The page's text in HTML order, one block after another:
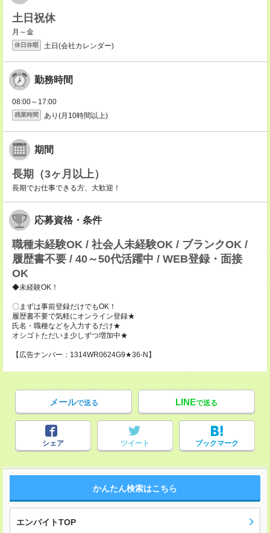
土日祝休
月～金
休日休暇 土日(会社カレンダー)
勤務時間
08:00～17:00
残業時間 あり(月10時間以上)
期間
長期（3ヶ月以上）
長期でお仕事できる方、大歓迎！
応募資格・条件
職種未経験OK / 社会人未経験OK / ブランクOK /
履歴書不要 / 40～50代活躍中 / WEB登録・面接
OK
◆未経験OK！
〇まずは事前登録だけでもOK！
履歴書不要で気軽にオンライン登録★
氏名・職種などを入力するだけ★
オシゴトただいま少しずつ増加中★
【広告ナンバー：1314WR0624G9★36-N】
メールで送る LINEで送る
シェア ツイート ブックマーク
かんたん検索はこちら
エンバイトTOP